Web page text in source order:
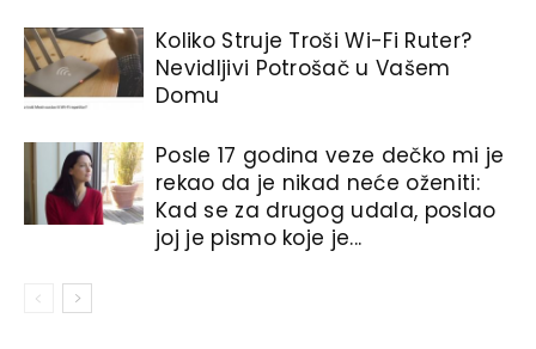
Koliko Struje Troši Wi-Fi Ruter?
Nevidljivi Potrošač u Vašem
Domu
Posle 17 godina veze dečko mi je
rekao da je nikad neće oženiti:
Kad se za drugog udala, poslao
joj je pismo koje je...